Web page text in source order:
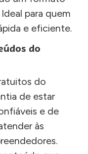
para quem
e eficiente.
do
do
de estar
e de
às